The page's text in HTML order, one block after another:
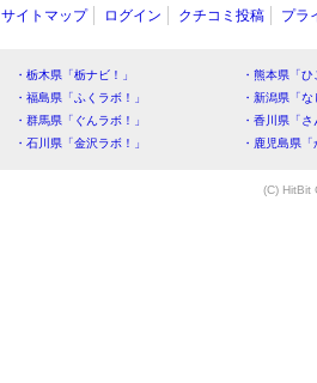
サイトマップ ログイン クチコミ投稿 プラ
・栃木県「栃ナビ！」
・熊本県「
・福島県「ふくラボ！」
・新潟県「
・群馬県「ぐんラボ！」
・香川県「
・石川県「金沢ラボ！」
・鹿児島県
(C) HitBit